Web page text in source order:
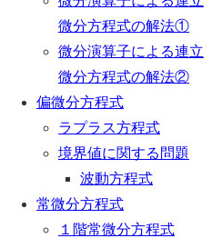
微分方程式の解法①
微分演算子による連立
微分方程式の解法②
偏微分方程式
ラプラス方程式
境界値に関する問題
波動方程式
常微分方程式
１階常微分方程式